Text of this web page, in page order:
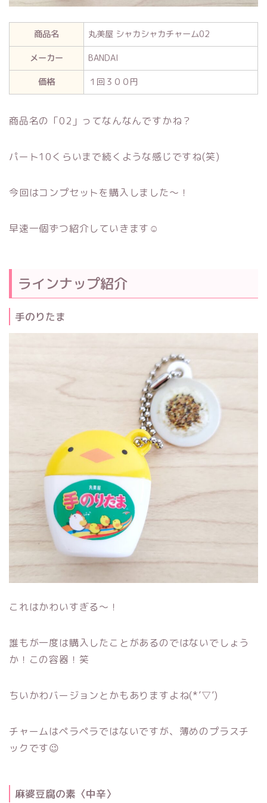
商品名
丸美屋 シャカシャカチャーム02
メーカー
BANDAI
価格
１回３００円
商品名の「02」ってなんなんですかね？
パート10くらいまで続くような感じですね(笑)
今回はコンプセットを購入しました～！
早速一個ずつ紹介していきます☺
ラインナップ紹介
手のりたま
これはかわいすぎる～！
誰もが一度は購入したことがあるのではないでしょう
か！この容器！笑
ちいかわバージョンとかもありますよね(*’▽’)
チャームはペラペラではないですが、薄めのプラスチ
ックです😉
麻婆豆腐の素〈中辛〉